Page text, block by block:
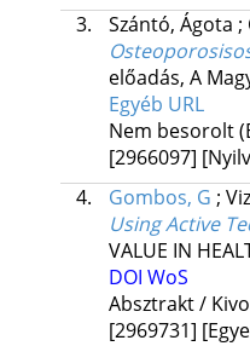
3.
Szántó, Ágota ;
előadás, A
Egyéb URL
Nem besorolt
[2966097]
4.
Gombos, G ;
Using Active
VALUE IN
DOI WoS
Absztrakt /
[2969731]